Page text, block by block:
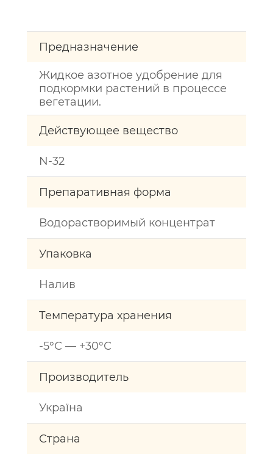
Предназначение
Жидкое азотное удобрение для
подкормки растений в процессе
вегетации.
Действующее вещество
N-32
Препаративная форма
Водорастворимый концентрат
Упаковка
Налив
Температура хранения
-5°С — +30°С
Производитель
Україна
Страна